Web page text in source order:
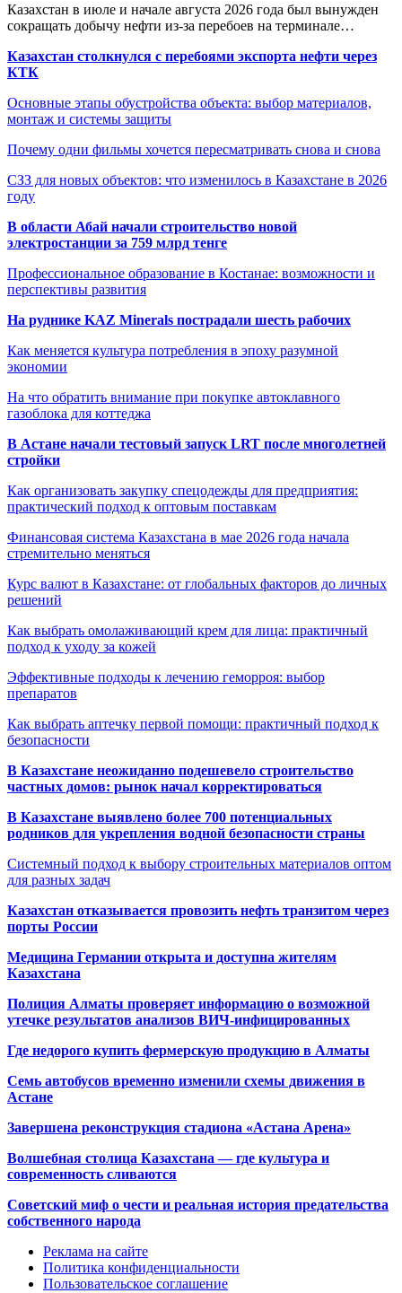
Казахстан в июле и начале августа 2026 года был вынужден
сокращать добычу нефти из-за перебоев на терминале…
Казахстан столкнулся с перебоями экспорта нефти через
КТК
Основные этапы обустройства объекта: выбор материалов,
монтаж и системы защиты
Почему одни фильмы хочется пересматривать снова и снова
СЗЗ для новых объектов: что изменилось в Казахстане в 2026
году
В области Абай начали строительство новой
электростанции за 759 млрд тенге
Профессиональное образование в Костанае: возможности и
перспективы развития
На руднике KAZ Minerals пострадали шесть рабочих
Как меняется культура потребления в эпоху разумной
экономии
На что обратить внимание при покупке автоклавного
газоблока для коттеджа
В Астане начали тестовый запуск LRT после многолетней
стройки
Как организовать закупку спецодежды для предприятия:
практический подход к оптовым поставкам
Финансовая система Казахстана в мае 2026 года начала
стремительно меняться
Курс валют в Казахстане: от глобальных факторов до личных
решений
Как выбрать омолаживающий крем для лица: практичный
подход к уходу за кожей
Эффективные подходы к лечению геморроя: выбор
препаратов
Как выбрать аптечку первой помощи: практичный подход к
безопасности
В Казахстане неожиданно подешевело строительство
частных домов: рынок начал корректироваться
В Казахстане выявлено более 700 потенциальных
родников для укрепления водной безопасности страны
Системный подход к выбору строительных материалов оптом
для разных задач
Казахстан отказывается провозить нефть транзитом через
порты России
Медицина Германии открыта и доступна жителям
Казахстана
Полиция Алматы проверяет информацию о возможной
утечке результатов анализов ВИЧ-инфицированных
Где недорого купить фермерскую продукцию в Алматы
Семь автобусов временно изменили схемы движения в
Астане
Завершена реконструкция стадиона «Астана Арена»
Волшебная столица Казахстана — где культура и
современность сливаются
Советский миф о чести и реальная история предательства
собственного народа
Реклама на сайте
Политика конфиденциальности
Пользовательское соглашение